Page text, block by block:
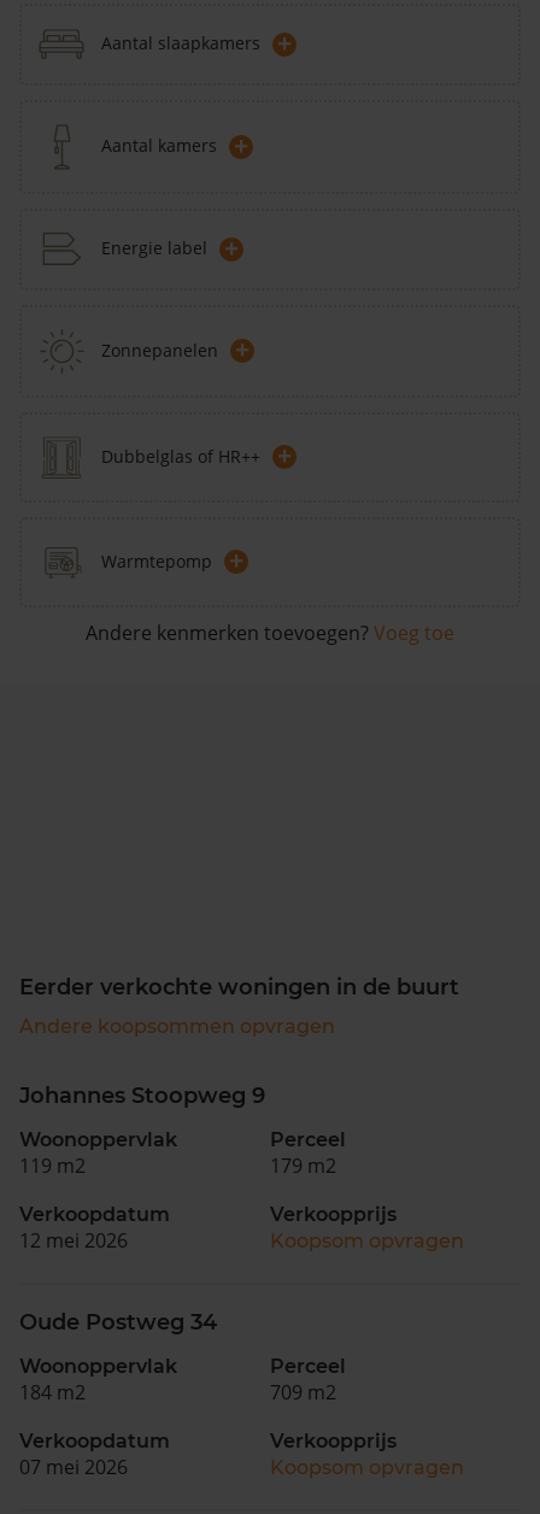
Aantal slaapkamers +
Aantal kamers +
Energie label +
Zonnepanelen +
Dubbelglas of HR++ +
Warmtepomp +
Andere kenmerken toevoegen? Voeg toe
Eerder verkochte woningen in de buurt
Andere koopsommen opvragen
Johannes Stoopweg 9
Woonoppervlak
119 m2
Perceel
179 m2
Verkoopdatum
12 mei 2026
Verkoopprijs
Koopsom opvragen
Oude Postweg 34
Woonoppervlak
184 m2
Perceel
709 m2
Verkoopdatum
07 mei 2026
Verkoopprijs
Koopsom opvragen